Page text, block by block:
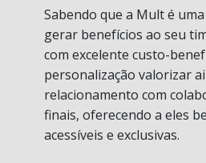
Sabendo que a Mult é
gerar benefícios ao seu
com excelente custo-
personalização valorizar
relacionamento com
finais, oferecendo a eles
acessíveis e exclusivas.